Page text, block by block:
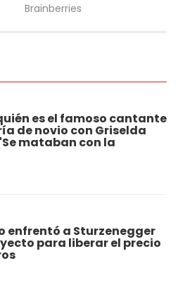
es el famoso cantante
de novio con Griselda
mataban con la
enfrentó a Sturzenegger
para liberar el precio